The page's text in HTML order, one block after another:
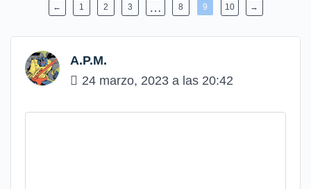
← 1 2 3 … 8 9 10 →
A.P.M.
24 marzo, 2023 a las 20:42